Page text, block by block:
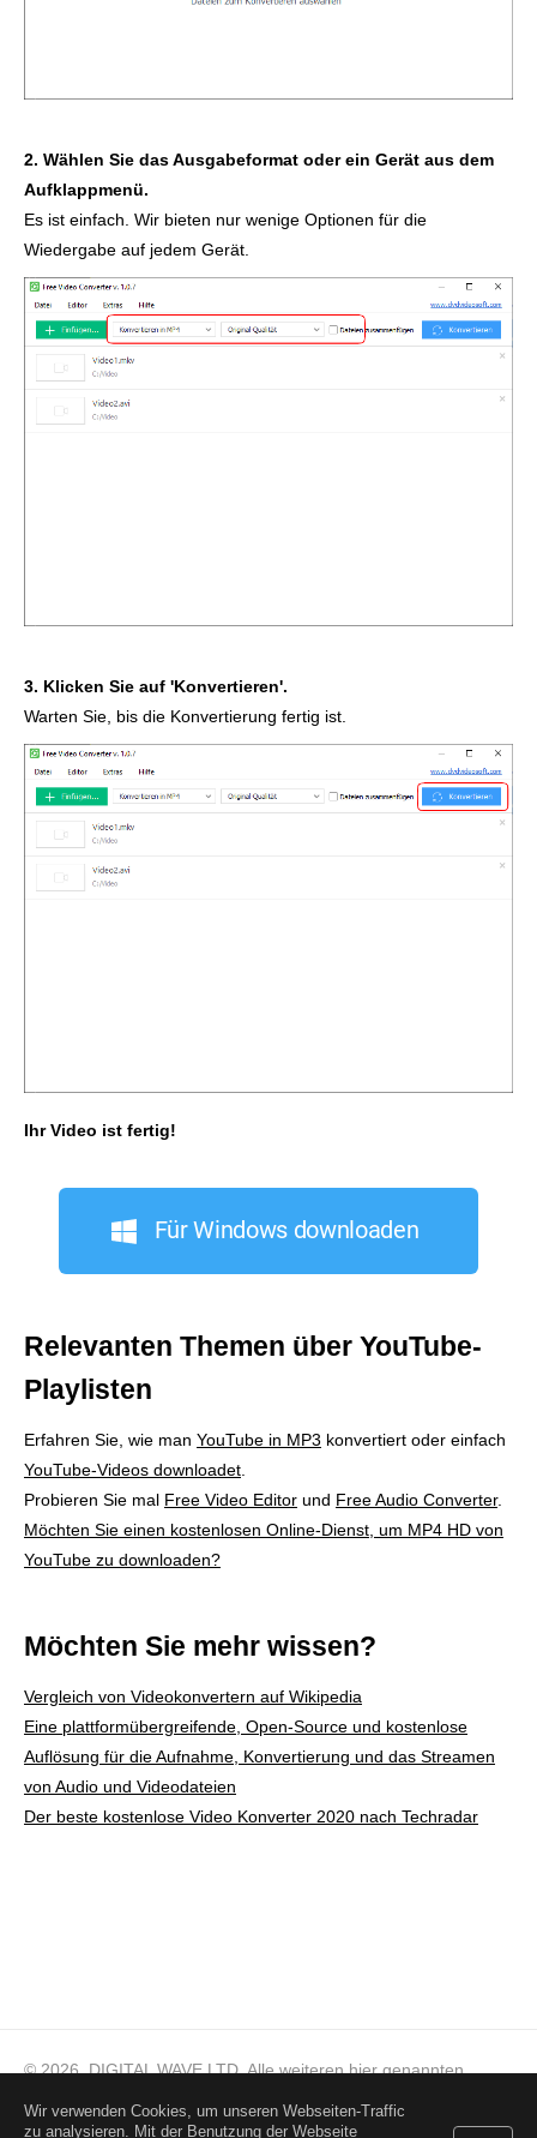
Wir verwenden Cookies, um unseren Webseiten-Traffic
zu analysieren. Mit der Benutzung der Webseite
2. Wählen Sie das Ausgabeformat oder ein Gerät aus dem
Aufklappmenü.
Es ist einfach. Wir bieten nur wenige Optionen für die
Wiedergabe auf jedem Gerät.
3. Klicken Sie auf 'Konvertieren'.
Warten Sie, bis die Konvertierung fertig ist.
Ihr Video ist fertig!
Für Windows downloaden
Relevanten Themen über YouTube-
Playlisten
Erfahren Sie, wie man YouTube in MP3 konvertiert oder einfach
YouTube-Videos downloadet
Probieren Sie mal Free Video Editor und Free Audio Converter.
Möchten Sie einen kostenlosen Online-Dienst, um MP4 HD von
YouTube zu downloaden?
Möchten Sie mehr wissen?
Vergleich von Videokonvertern auf Wikipedia
Eine plattformübergreifende, Open-Source und kostenlose
Auflösung für die Aufnahme, Konvertierung und das Streamen
von Audio und Videodateien
Der beste kostenlose Video Konverter 2020 nach Techradar
© 2026, DIGITAL WAVE LTD.Alle weiteren hier genannten